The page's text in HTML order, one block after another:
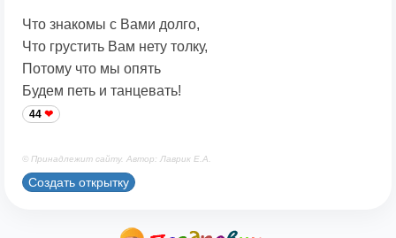
Что знакомы с Вами долго,
Что грустить Вам нету толку,
Потому что мы опять
Будем петь и танцевать!
44
© Принадлежит сайту. Автор: Лаврик Е.А.
Создать открытку